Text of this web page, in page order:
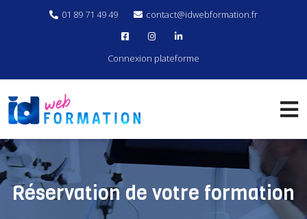
01 89 71 49 49 contact@idwebformation.fr
Connexion plateforme
Réservation de votre formation